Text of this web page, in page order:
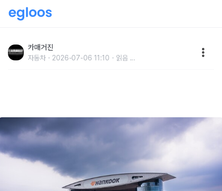
PRIX’ 성료
카매거진
자동차 2026-07-06 11:10 읽음 ...